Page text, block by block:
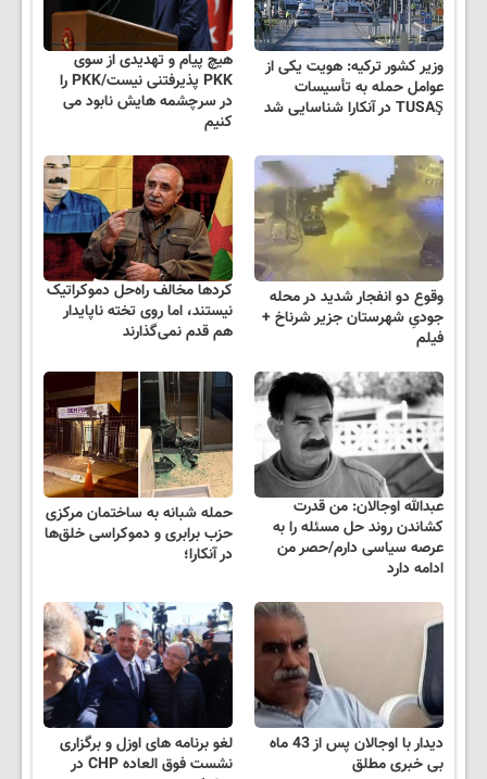
وزیر کشور ترکیه: هویت یکی از
عوامل حمله به تأسیسات
TUSAŞ در آنکارا شناسایی شد
هیچ پیام و تهدیدی از سوی
PKK پذیرفتنی نیست/PKK را
در سرچشمه هایش نابود می
کنیم
وقوع دو انفجار شدید در محله
جودیِ شهرستان جزیر شرناخ +
فیلم
کردها مخالف راه‌حل دموکراتیک
نیستند، اما روی تخته‌ ناپایدار
هم قدم نمی‌گذارند
عبدالله اوجالان: من قدرت
کشاندن روند حل مسئله را به
عرصه سیاسی دارم/حصر من
ادامه دارد
حمله شبانه به ساختمان مرکزی
حزب برابری و دموکراسی خلق‌ها
در آنکارا؛
دیدار با اوجالان پس از 43 ماه
بی خبری مطلق
لغو برنامه های اوزل و برگزاری
نشست فوق العاده CHP در